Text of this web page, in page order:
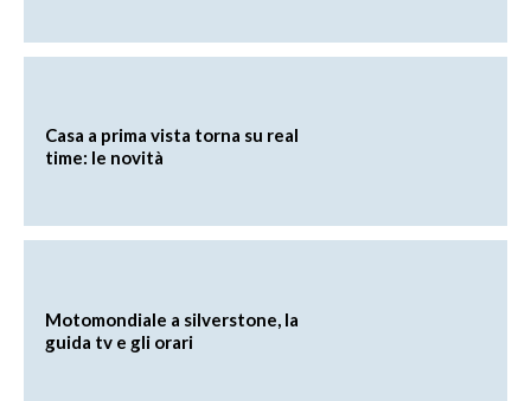
Casa a prima vista torna su real
time: le novità
Motomondiale a silverstone, la
guida tv e gli orari